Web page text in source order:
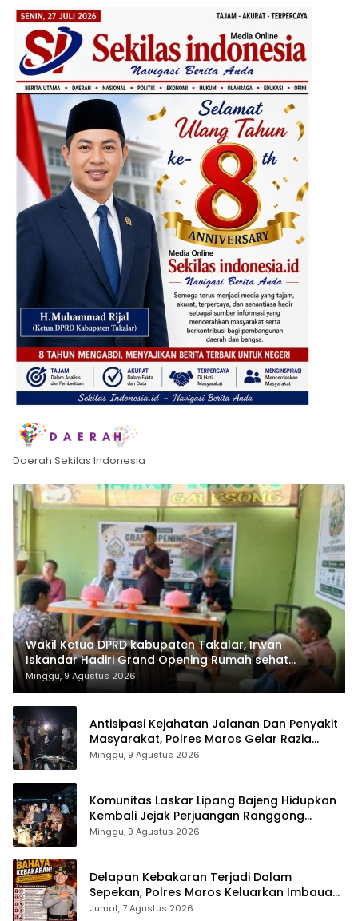
Daerah Sekilas Indonesia
Wakil Ketua DPRD kabupaten Takalar, Irwan
Iskandar Hadiri Grand Opening Rumah sehat
Pertama di Takalar, Melayani Terapis Gratis untuk
Pasien Dhuafa dan umum.
Minggu, 9 Agustus 2026
Antisipasi Kejahatan Jalanan Dan Penyakit
Masyarakat, Polres Maros Gelar Razia
Operasi Cipta Kondusif
Minggu, 9 Agustus 2026
Komunitas Laskar Lipang Bajeng Hidupkan
Kembali Jejak Perjuangan Ranggong
Daeng Romo, Wabup Takalar: Apresiasi
Minggu, 9 Agustus 2026
Delapan Kebakaran Terjadi Dalam
Sepekan, Polres Maros Keluarkan Imbauan
kepada Masyarakat
Jumat, 7 Agustus 2026